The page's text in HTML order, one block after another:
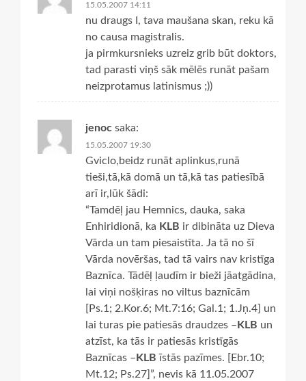
15.05.2007 14:11
nu draugs I, tava maušana skan, reku kā
no causa magistralis.
ja pirmkursnieks uzreiz grib būt doktors,
tad parasti viņš sāk mēlēs runāt pašam
neizprotamus latinismus ;))
jenoc saka:
15.05.2007 19:30
Gviclo,beidz runāt aplinkus,runā
tieši,tā,kā domā un tā,kā tas patiesībā
arī ir,lūk šādi:
“Tamdēļ jau Hemnics, dauka, saka
Enhiridionā, ka KLB ir dibināta uz Dieva
Vārda un tam piesaistīta. Ja tā no šī
Vārda novēršas, tad tā vairs nav kristīga
Baznīca. Tādēļ ļaudīm ir bieži jāatgādina,
lai viņi nošķiras no viltus baznīcām
[Ps.1; 2.Kor.6; Mt.7:16; Gal.1; 1.Jņ.4] un
lai turas pie patiesās draudzes – KLB un
atzīst, ka tās ir patiesās kristīgās
Baznīcas – KLB īstās pazīmes. [Ebr.10;
Mt.12; Ps.27]”, nevis kā 11.05.2007